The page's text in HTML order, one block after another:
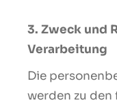
3. Zweck und
Verarbeitung
Die
werden zu den